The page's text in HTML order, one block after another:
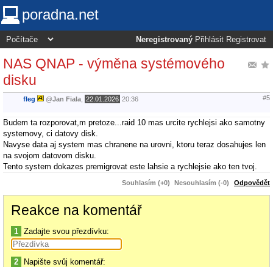
poradna.net
Neregistrovaný Přihlásit Registrovat
NAS QNAP - výměna systémového
disku
fleg @Jan Fiala 22.01.2026 20:36 #5
Budem ta rozporovat,m pretoze...raid 10 mas urcite rychlejsi ako samotny
systemovy, ci datovy disk.
Navyse data aj system mas chranene na urovni, ktoru teraz dosahujes len
na svojom datovom disku.
Tento system dokazes premigrovat este lahsie a rychlejsie ako ten tvoj.
Souhlasím (+0) Nesouhlasím (-0) Odpovědět
Reakce na komentář
1 Zadajte svou přezdívku:
2 Napište svůj komentář: